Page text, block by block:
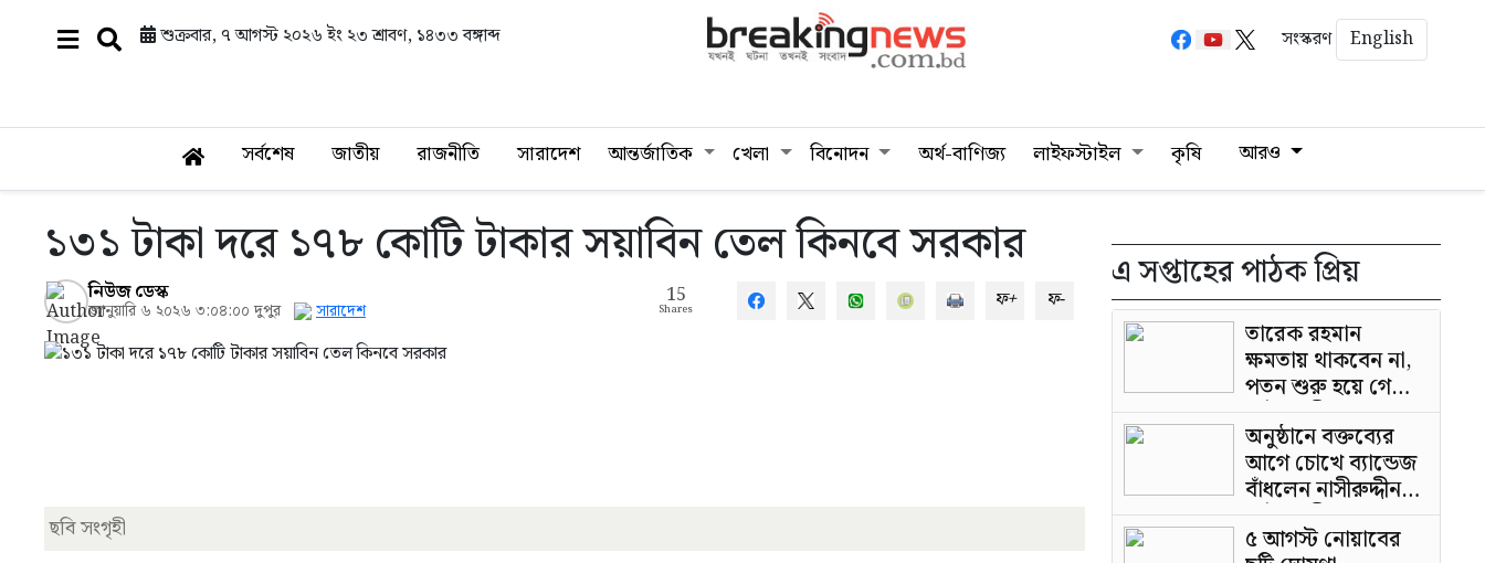
শুক্রবার, ৭ আগস্ট ২০২৬ ইং ২৩ শ্রাবণ, ১৪৩৩ বঙ্গাব্দ সংস্করণ English
সর্বশেষ জাতীয় রাজনীতি সারাদেশ আন্তর্জাতিক খেলা বিনোদন অর্থ-বাণিজ্য লাইফস্টাইল কৃষি আরও
১৩১ টাকা দরে ১৭৮ কোটি টাকার সয়াবিন তেল কিনবে সরকার
নিউজ ডেস্ক
জানুয়ারি ৬ ২০২৬ ৩:০৪:০০ দুপুর সারাদেশ
15
Shares ফ+ ফ-
ছবি সংগৃহী
এ সপ্তাহের পাঠক প্রিয়
তারেক রহমান
ক্ষমতায় থাকবেন না,
পতন শুরু হয়ে গেছে:
পাটওয়ারী
অনুষ্ঠানে বক্তব্যের
আগে চোখে ব্যান্ডেজ
বাঁধলেন নাসীরুদ্দীন
পাটওয়ারী
৫ আগস্ট নোয়াবের